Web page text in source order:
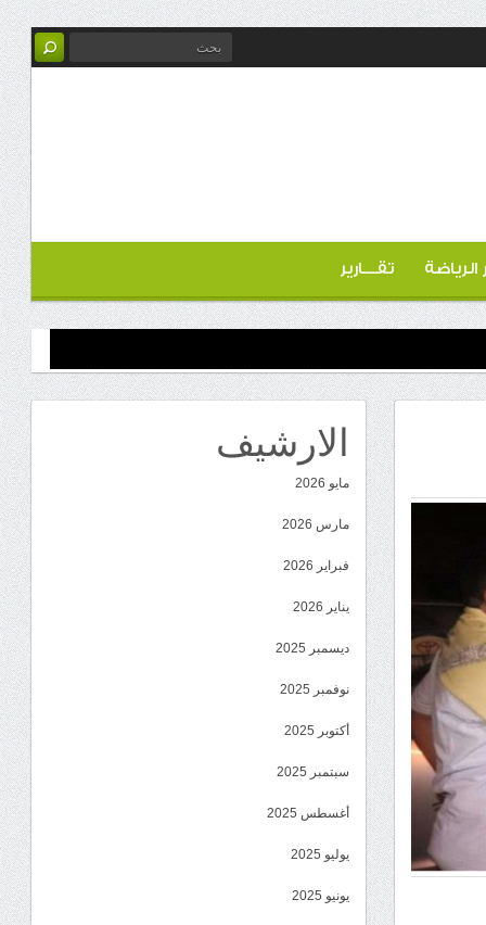
الرياضة تقـــارير
الارشيف
مايو 2026
مارس 2026
فبراير 2026
يناير 2026
ديسمبر 2025
نوفمبر 2025
أكتوبر 2025
سبتمبر 2025
أغسطس 2025
يوليو 2025
يونيو 2025